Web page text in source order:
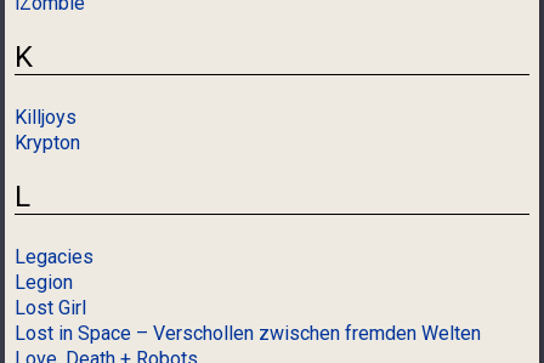
K
Killjoys
Krypton
L
Legacies
Legion
Lost Girl
Lost in Space – Verschollen zwischen fremden Welten